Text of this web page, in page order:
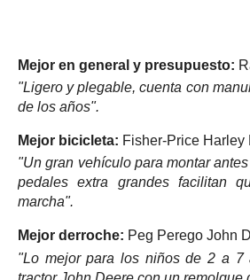
Mejor en general y presupuesto:
"Ligero y plegable, cuenta con
de los años".
Mejor bicicleta: Fisher-Price Harley
"Un gran vehículo para montar
pedales extra grandes facilitan
marcha".
Mejor derroche: Peg Perego John
"Lo mejor para los niños de 2 a 7